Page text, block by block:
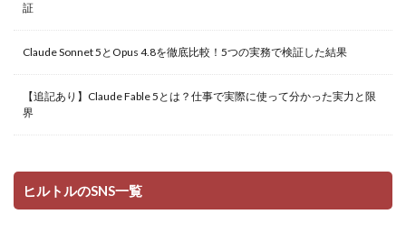
証
Claude Sonnet 5とOpus 4.8を徹底比較！5つの実務で検証した結果
【追記あり】Claude Fable 5とは？仕事で実際に使って分かった実力と限
界
ヒルトルのSNS一覧